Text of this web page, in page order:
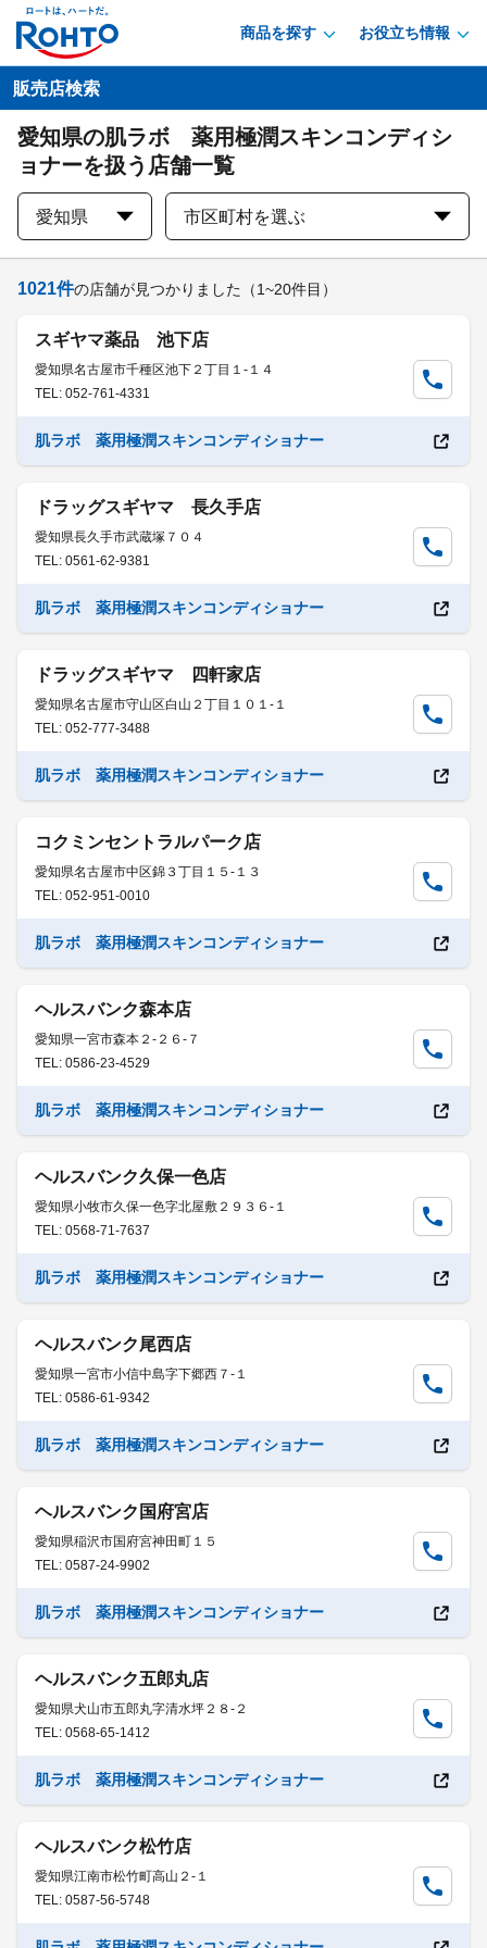
商品を探す お役立ち情報
販売店検索
愛知県の肌ラボ 薬用極潤スキンコンディシ
ョナーを扱う店舗一覧
愛知県 市区町村を選ぶ
1021件の店舗が見つかりました （1~20件目）
スギヤマ薬品 池下店
愛知県名古屋市千種区池下２丁目１-１４
TEL: 052-761-4331
肌ラボ 薬用極潤スキンコンディショナー
ドラッグスギヤマ 長久手店
愛知県長久手市武蔵塚７０４
TEL: 0561-62-9381
肌ラボ 薬用極潤スキンコンディショナー
ドラッグスギヤマ 四軒家店
愛知県名古屋市守山区白山２丁目１０１-１
TEL: 052-777-3488
肌ラボ 薬用極潤スキンコンディショナー
コクミンセントラルパーク店
愛知県名古屋市中区錦３丁目１５-１３
TEL: 052-951-0010
肌ラボ 薬用極潤スキンコンディショナー
ヘルスバンク森本店
愛知県一宮市森本２-２６-７
TEL: 0586-23-4529
肌ラボ 薬用極潤スキンコンディショナー
ヘルスバンク久保一色店
愛知県小牧市久保一色字北屋敷２９３６-１
TEL: 0568-71-7637
肌ラボ 薬用極潤スキンコンディショナー
ヘルスバンク尾西店
愛知県一宮市小信中島字下郷西７-１
TEL: 0586-61-9342
肌ラボ 薬用極潤スキンコンディショナー
ヘルスバンク国府宮店
愛知県稲沢市国府宮神田町１５
TEL: 0587-24-9902
肌ラボ 薬用極潤スキンコンディショナー
ヘルスバンク五郎丸店
愛知県犬山市五郎丸字清水坪２８-２
TEL: 0568-65-1412
肌ラボ 薬用極潤スキンコンディショナー
ヘルスバンク松竹店
愛知県江南市松竹町高山２-１
TEL: 0587-56-5748